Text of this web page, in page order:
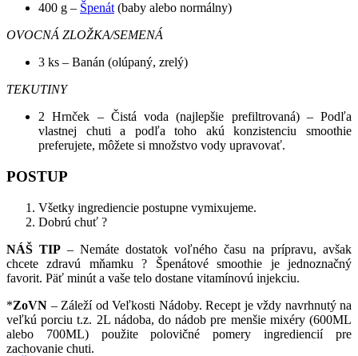
400 g – Špenát (baby alebo normálny)
OVOCNÁ ZLOŽKA/SEMENÁ
3 ks – Banán (olúpaný, zrelý)
TEKUTINY
2 Hrnček – Čistá voda (najlepšie prefiltrovaná) – Podľa
vlastnej chuti a podľa toho akú konzistenciu smoothie
preferujete, môžete si množstvo vody upravovať.
POSTUP
Všetky ingrediencie postupne vymixujeme.
Dobrú chuť ?
NÁŠ TIP – Nemáte dostatok voľného času na prípravu, avšak
chcete zdravú mňamku ? Špenátové smoothie je jednoznačný
favorit. Päť minút a vaše telo dostane vitamínovú injekciu.
*ZoVN – Záleží od Veľkosti Nádoby. Recept je vždy navrhnutý na
veľkú porciu t.z. 2L nádoba, do nádob pre menšie mixéry (600ML
alebo 700ML) použite polovičné pomery ingrediencií pre
zachovanie chuti.